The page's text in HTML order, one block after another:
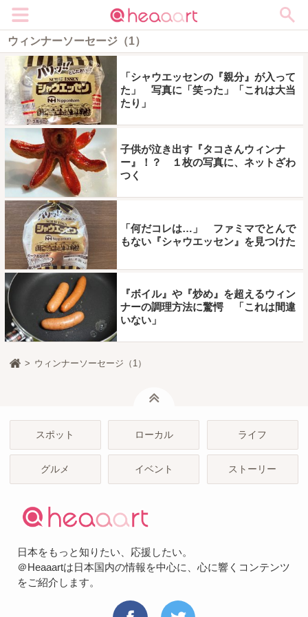
ウィンナーソーセージ（1）
「シャウエッセンの『親分』が入って
た」 写真に「笑った」「これは大当
たり」
子供が泣き出す『タコさんウィンナ
ー』！？ １枚の写真に、ネットざわ
つく
「何だコレは…」 ファミマでとんで
もない『シャウエッセン』を見つけた
『ボイル』や『炒め』を超えるウィン
ナーの調理方法に驚愕 「これは間違
いない」
ウィンナーソーセージ（1）
スポット ローカル ライフ
グルメ イベント ストーリー
日本をもっと知りたい、応援したい。
＠Heaaartは日本国内の情報を中心に、心に響くコンテンツ
をご紹介します。